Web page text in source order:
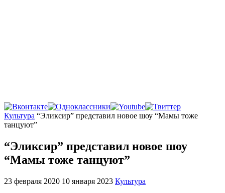
Главная
Культура “Эликсир” представил новое шоу “Мамы тоже
танцуют”
“Эликсир” представил новое шоу
“Мамы тоже танцуют”
23 февраля 2020 10 января 2023 Культура